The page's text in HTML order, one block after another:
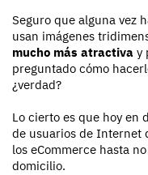
Seguro que alguna vez
usan imágenes
mucho más atractiva y
preguntado cómo
¿verdad?
Lo cierto es que hoy en
de usuarios de Internet
los eCommerce hasta
domicilio.